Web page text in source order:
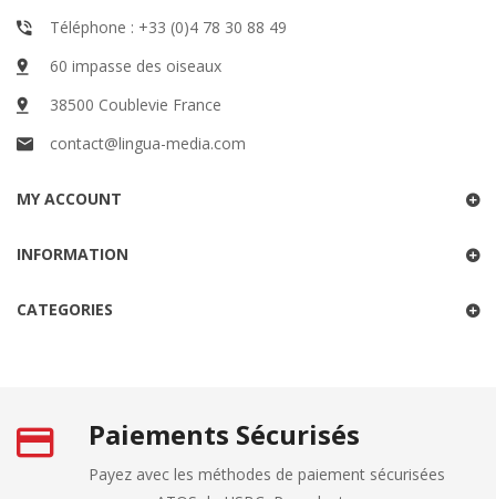
Téléphone : +33 (0)4 78 30 88 49
60 impasse des oiseaux
38500 Coublevie France
contact@lingua-media.com
MY ACCOUNT
INFORMATION
CATEGORIES
Paiements Sécurisés
Payez avec les méthodes de paiement sécurisées